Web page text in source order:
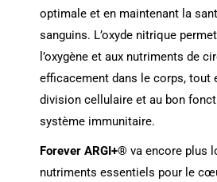
optimale et en maintenant la
sanguins. L’oxyde nitrique
l’oxygène et aux nutriments de
efficacement dans le corps, tout
division cellulaire et au bon
système immunitaire.
Forever ARGI+® va encore plus
nutriments essentiels pour le